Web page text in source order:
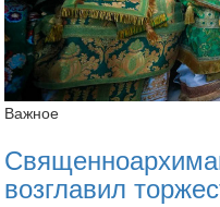
Важное
возглавил